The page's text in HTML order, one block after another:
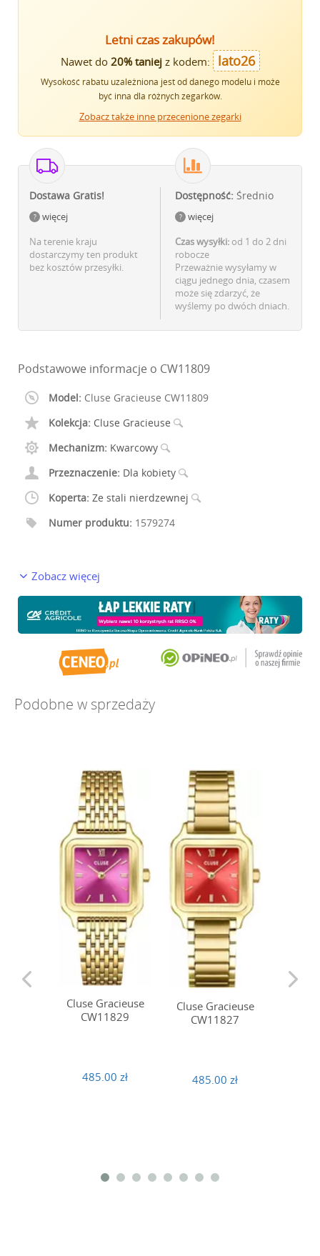
Letni czas zakupów!
Nawet do 20% taniejz kodem: lato26
Wysokość rabatu uzależniona jest od danego modelu i może
być inna dla różnych zegarków.
Zobacz także inne przecenione zegarki
Dostawa Gratis!
więcej
Na terenie kraju
dostarczymy ten produkt
bez kosztów przesyłki.
Dostępność: Średnio
więcej
Czas wysyłki: od 1 do 2 dni
robocze
Przeważnie wysyłamy w
ciągu jednego dnia, czasem
może się zdarzyć, że
wyślemy po dwóch dniach.
Podstawowe informacje o CW11809
Model: Cluse Gracieuse CW11809
Kolekcja: Cluse Gracieuse
Mechanizm: Kwarcowy
Przeznaczenie: Dla kobiety
Koperta: Ze stali nierdzewnej
Numer produktu: 1579274
Zobacz więcej
Podobne w sprzedaży
Cluse Gracieuse
CW11829
485.00 zł
Cluse Gracieuse
CW11827
485.00 zł